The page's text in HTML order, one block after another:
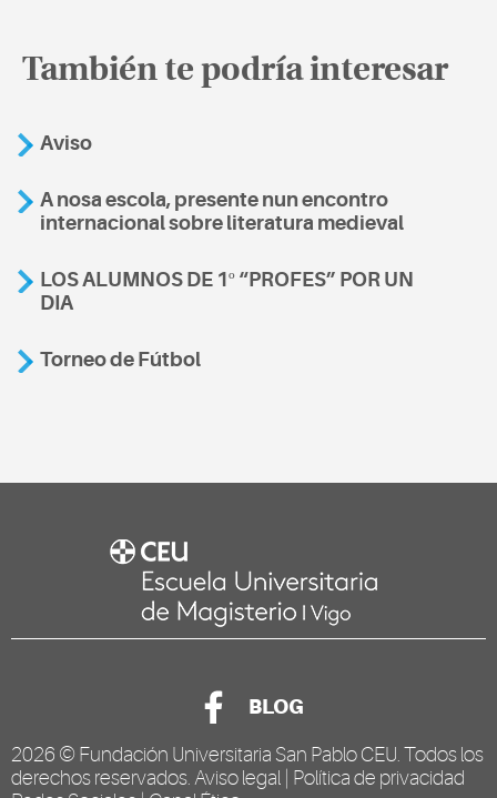
También te podría interesar
Aviso
A nosa escola, presente nun encontro
internacional sobre literatura medieval
LOS ALUMNOS DE 1º “PROFES” POR UN
DIA
Torneo de Fútbol
BLOG
2026 © Fundación Universitaria San Pablo CEU . Todos los
derechos reservados. Aviso legal
Política de privacidad